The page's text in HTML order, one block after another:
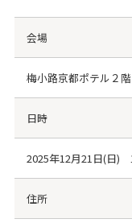
会場
梅小路京都ポテル２階
日時
2025年12月21日(日)
住所